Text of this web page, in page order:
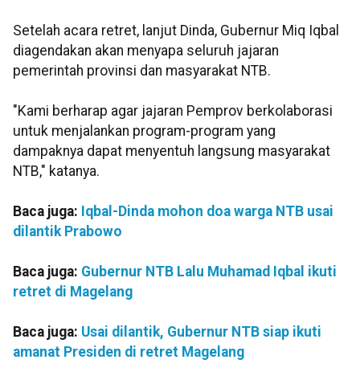
Setelah acara retret, lanjut Dinda, Gubernur Miq Iqbal
diagendakan akan menyapa seluruh jajaran
pemerintah provinsi dan masyarakat NTB.
"Kami berharap agar jajaran Pemprov berkolaborasi
untuk menjalankan program-program yang
dampaknya dapat menyentuh langsung masyarakat
NTB," katanya.
Baca juga: Iqbal-Dinda mohon doa warga NTB usai
dilantik Prabowo
Baca juga: Gubernur NTB Lalu Muhamad Iqbal ikuti
retret di Magelang
Baca juga: Usai dilantik, Gubernur NTB siap ikuti
amanat Presiden di retret Magelang